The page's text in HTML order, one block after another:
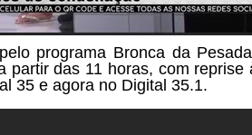
programa Bronca da
partir das 11 horas, com reprise
35 e agora no Digital 35.1.